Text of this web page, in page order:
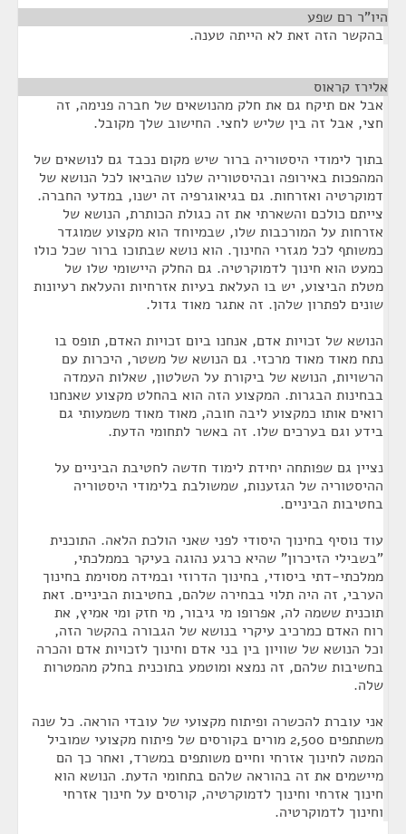
היו"ר רם שפע
בהקשר הזה זאת לא הייתה טענה.
אלירז קראוס
אבל אם תיקח גם את חלק מהנושאים של חברה פנימה, זה
חצי, אבל זה בין שליש לחצי. החישוב שלך מקובל.
בתוך לימודי היסטוריה ברור שיש מקום נכבד גם לנושאים של
המהפכות באירופה ובהיסטוריה שלנו שהביאו לכל הנושא של
דמוקרטיה ואזרחות. גם בגיאוגרפיה זה ישנו, במדעי החברה.
צייתם כולכם והשארתי את זה כגולת הכותרת, הנושא של
אזרחות על המורכבות שלו, שבמיוחד הוא מקצוע שמוגדר
כמשותף לכל מגזרי החינוך. הוא נושא שבתוכו ברור שכל כולו
כמעט הוא חינוך לדמוקרטיה. גם החלק היישומי שלו של
מטלת הביצוע, יש בו העלאת בעיות אזרחיות והעלאת רעיונות
שונים לפתרון שלהן. זה אתגר מאוד גדול.
הנושא של זכויות אדם, אנחנו ביום זכויות האדם, תופס בו
נתח מאוד מאוד מרכזי. גם הנושא של משטר, היכרות עם
הרשויות, הנושא של ביקורת על השלטון, שאלות העמדה
בבחינות הבגרות. המקצוע הזה הוא בהחלט מקצוע שאנחנו
רואים אותו כמקצוע ליבה חובה, מאוד מאוד משמעותי גם
בידע וגם בערכים שלו. זה באשר לתחומי הדעת.
נציין גם שפותחה יחידת לימוד חדשה לחטיבת הביניים על
ההיסטוריה של הגזענות, שמשולבת בלימודי היסטוריה
בחטיבות הביניים.
עוד נוסיף בחינוך היסודי לפני שאני הולכת הלאה. התוכנית
"בשבילי הזיכרון" שהיא כרגע נהוגה בעיקר בממלכתי,
ממלכתי-דתי ביסודי, בחינוך הדרוזי ובמידה מסוימת בחינוך
הערבי, זה היה תלוי בבחירה שלהם, בחטיבות הביניים. זאת
תוכנית ששמה לה, אפרופו מי גיבור, מי חזק ומי אמיץ, את
רוח האדם כמרכיב עיקרי בנושא של הגבורה בהקשר הזה,
וכל הנושא של שוויון בין בני אדם וחינוך לזכויות אדם והכרה
בחשיבות שלהם, זה נמצא ומוטמע בתוכנית בחלק מהמטרות
שלה.
אני עוברת להכשרה ופיתוח מקצועי של עובדי הוראה. כל שנה
משתתפים 2,500 מורים בקורסים של פיתוח מקצועי שמוביל
המטה לחינוך אזרחי וחיים משותפים במשרד, ואחר כך הם
מיישמים את זה בהוראה שלהם בתחומי הדעת. הנושא הוא
חינוך אזרחי וחינוך לדמוקרטיה, קורסים על חינוך אזרחי
וחינוך לדמוקרטיה.